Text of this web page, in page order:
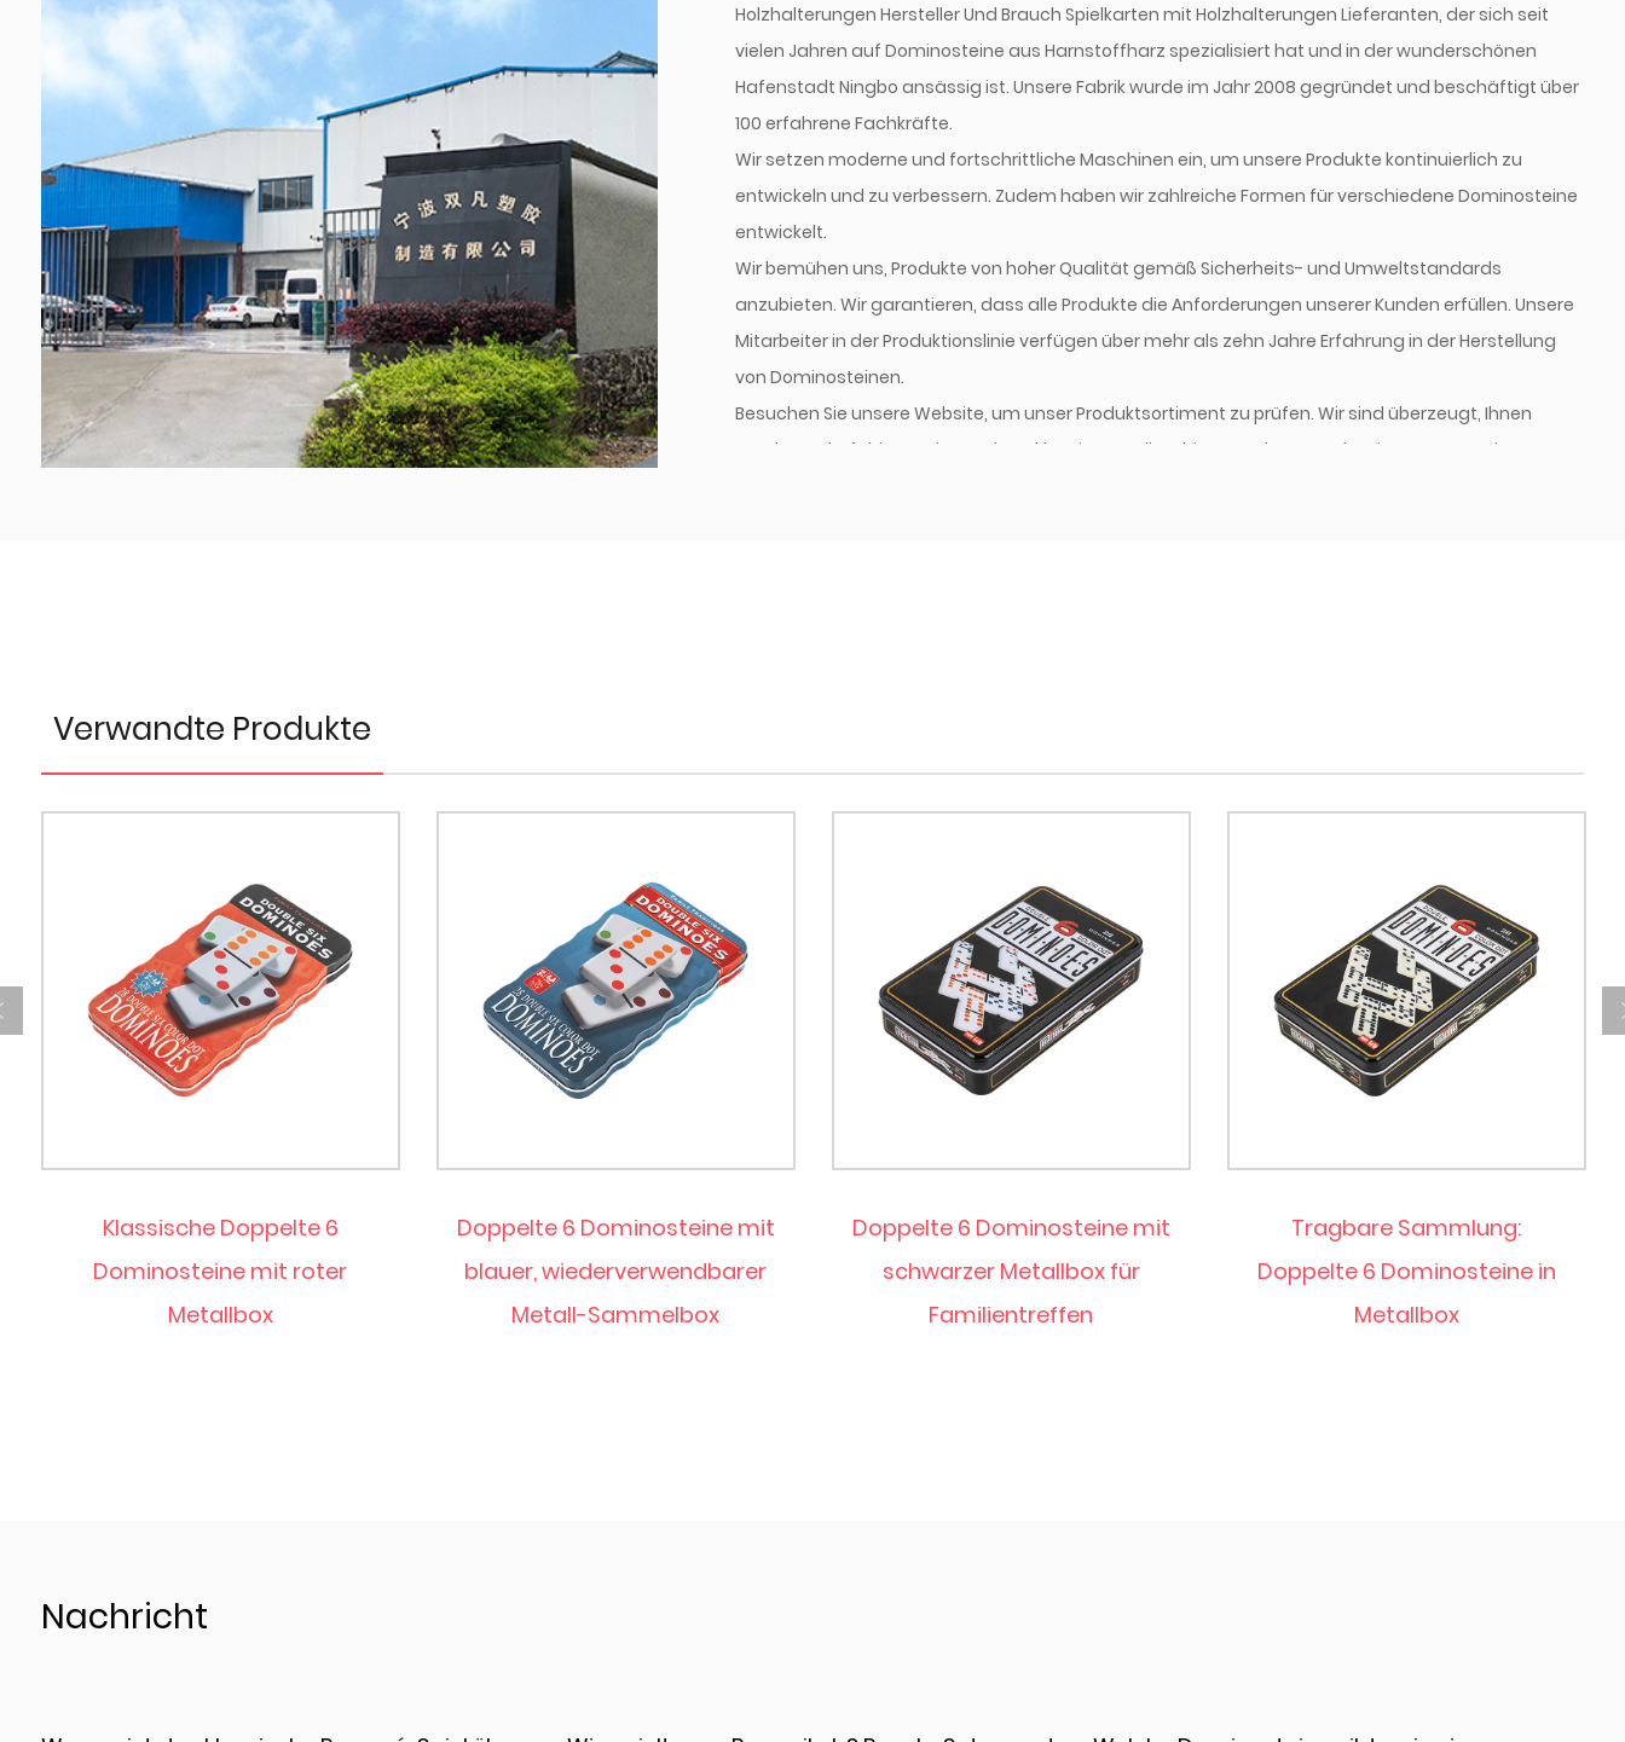
Holzhalterungen HerstellerUndBrauch Spielkarten mit Holzhalterungen Lieferanten, der sich seit
vielen Jahren auf Dominosteine aus Harnstoffharz spezialisiert hat und in der wunderschönen
Hafenstadt Ningbo ansässig ist. Unsere Fabrik wurde im Jahr 2008 gegründet und beschäftigt über
100 erfahrene Fachkräfte.
Wir setzen moderne und fortschrittliche Maschinen ein, um unsere Produkte kontinuierlich zu
entwickeln und zu verbessern. Zudem haben wir zahlreiche Formen für verschiedene Dominosteine
entwickelt.
Wir bemühen uns, Produkte von hoher Qualität gemäß Sicherheits- und Umweltstandards
anzubieten. Wir garantieren, dass alle Produkte die Anforderungen unserer Kunden erfüllen. Unsere
Mitarbeiter in der Produktionslinie verfügen über mehr als zehn Jahre Erfahrung in der Herstellung
von Dominosteinen.
Besuchen Sie unsere Website, um unser Produktsortiment zu prüfen. Wir sind überzeugt, Ihnen
wettbewerbsfähige Preise und erstklassige Qualität bieten zu können, damit unsere Kunden von
Verwandte Produkte
Doppelte 6 Dominosteine mit
blauer, wiederverwendbarer
Metall-Sammelbox
Doppelte 6 Dominosteine mit
schwarzer Metallbox für
Familientreffen
Tragbare Sammlung:
Doppelte 6 Dominosteine in
Metallbox
28 Steine Doppelte 6
Dominosteine im rot-weiß
gestalteten Metallkasten
Nachricht